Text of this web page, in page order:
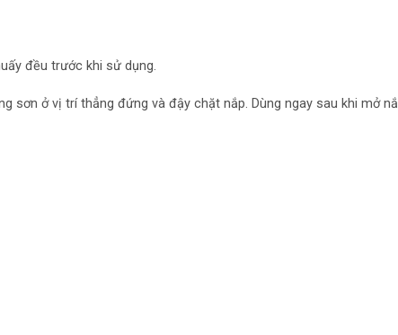
đều trước khi sử dụng.
sơn ở vị trí thẳng đứng và đậy chặt nắp. Dùng ngay sau khi mở